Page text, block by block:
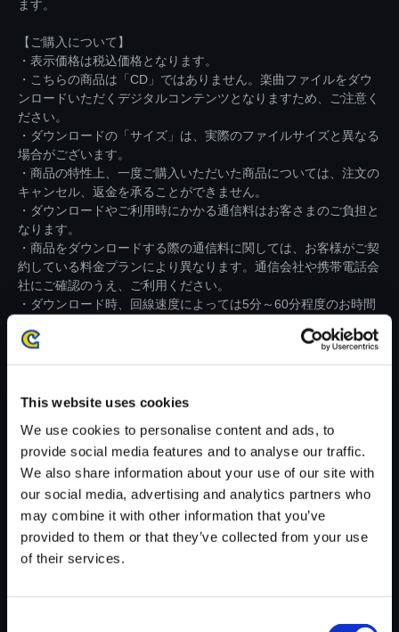
This website uses cookies
We use cookies to personalise content and ads, to
provide social media features and to analyse our traffic.
We also share information about your use of our site with
our social media, advertising and analytics partners who
may combine it with other information that you’ve
provided to them or that they’ve collected from your use
of their services.
ます。
【ご購入について】
・表示価格は税込価格となります。
・こちらの商品は「CD」ではありません。楽曲ファイルをダウ
ンロードいただくデジタルコンテンツとなりますため、ご注意く
ださい。
・ダウンロードの「サイズ」は、実際のファイルサイズと異なる
場合がございます。
・商品の特性上、一度ご購入いただいた商品については、注文の
キャンセル、返金を承ることができません。
・ダウンロードやご利用時にかかる通信料はお客さまのご負担と
なります。
・商品をダウンロードする際の通信料に関しては、お客様がご契
約している料金プランにより異なります。通信会社や携帯電話会
社にご確認のうえ、ご利用ください。
・ダウンロード時、回線速度によっては5分～60分程度のお時間
※ご購入いただいたファイルのダウンロードの際には、通信環境
【単曲】大神 音調（しらべ）の
巻 四 勇者オキクルミ
150円